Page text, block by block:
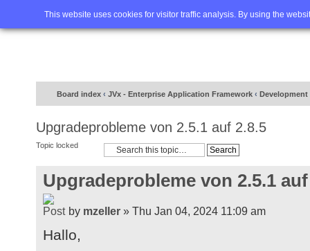
This website uses cookies for visitor traffic analysis. By using the
Home FAQ Advanced
Board index ‹ JVx - Enterprise Application Framework ‹ Development
Upgradeprobleme von 2.5.1 auf 2.8.5
Topic locked
Upgradeprobleme von 2.5.1 auf
by mzeller » Thu Jan 04, 2024 11:09 am
Hallo,